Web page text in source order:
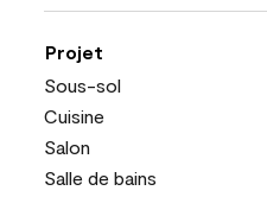
Projet
Sous-sol
Cuisine
Salon
Salle de bains